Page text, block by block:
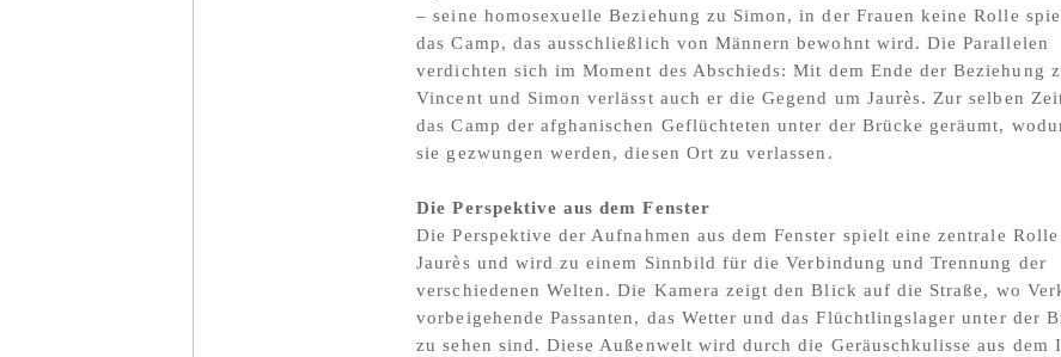
– seine homosexuelle Beziehung zu Simon, in der Frauen keine Rolle
das Camp, das ausschließlich von Männern bewohnt wird. Die Parallelen
verdichten sich im Moment des Abschieds: Mit dem Ende der Beziehung
Vincent und Simon verlässt auch er die Gegend um Jaurès. Zur selben
das Camp der afghanischen Geflüchteten unter der Brücke geräumt,
sie gezwungen werden, diesen Ort zu verlassen.
Die Perspektive aus dem Fenster
Die Perspektive der Aufnahmen aus dem Fenster spielt eine zentrale
Jaurès und wird zu einem Sinnbild für die Verbindung und Trennung der
verschiedenen Welten. Die Kamera zeigt den Blick auf die Straße, wo
vorbeigehende Passanten, das Wetter und das Flüchtlingslager unter der
zu sehen sind. Diese Außenwelt wird durch die Geräuschkulisse aus dem